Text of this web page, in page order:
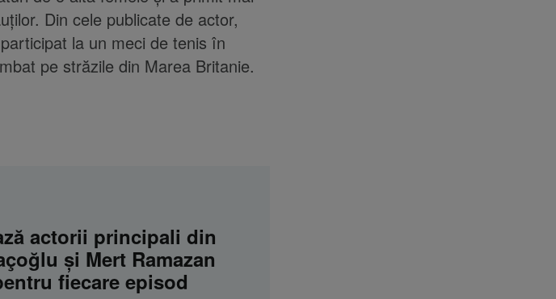
Din cele publicate de actor,
la un meci de tenis în
pe străzile din Marea Britanie.
actorii principali din
și Mert Ramazan
fiecare episod